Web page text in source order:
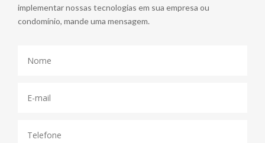
implementar nossas tecnologias em sua empresa ou
condomínio, mande uma mensagem.